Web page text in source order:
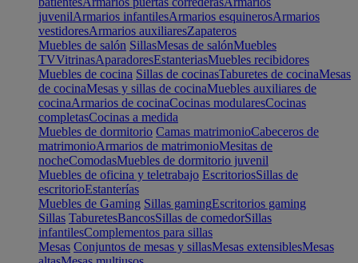
juvenilArmarios infantilesArmarios esquinerosArmarios
vestidoresArmarios auxiliaresZapateros
Muebles de salón SillasMesas de salónMuebles
TVVitrinasAparadoresEstanteriasMuebles recibidores
Muebles de cocina Sillas de cocinasTaburetes de cocinaMesas
de cocinaMesas y sillas de cocinaMuebles auxiliares de
cocinaArmarios de cocinaCocinas modularesCocinas
completasCocinas a medida
Muebles de dormitorio Camas matrimonioCabeceros de
matrimonioArmarios de matrimonioMesitas de
nocheComodasMuebles de dormitorio juvenil
Muebles de oficina y teletrabajo EscritoriosSillas de
escritorioEstanterías
Muebles de Gaming Sillas gamingEscritorios gaming
Sillas TaburetesBancosSillas de comedorSillas
infantilesComplementos para sillas
Mesas Conjuntos de mesas y sillasMesas extensiblesMesas